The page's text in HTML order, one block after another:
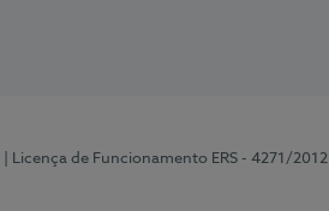
| Licença de Funcionamento ERS - 4271/2012